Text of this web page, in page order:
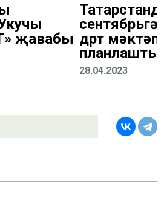
җавабы
сентябрьгә
дүрт мәктәп
28.04.2023